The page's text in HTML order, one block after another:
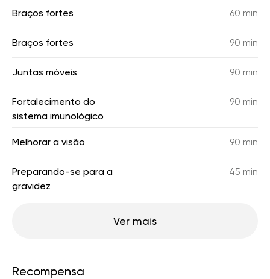
Braços fortes 60 min
Braços fortes 90 min
Juntas móveis 90 min
Fortalecimento do
sistema imunológico
90 min
Melhorar a visão 90 min
Preparando-se para a
gravidez
45 min
Ver mais
Recompensa